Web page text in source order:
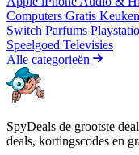
Computers Gratis
Switch Parfums
Speelgoed Televisies
Alle categorieën
SpyDeals de grootste
deals, kortingscodes en